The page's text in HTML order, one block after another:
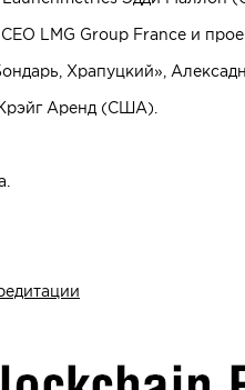
LMG Group France и
Храпуцкий»,
Аренд (США).